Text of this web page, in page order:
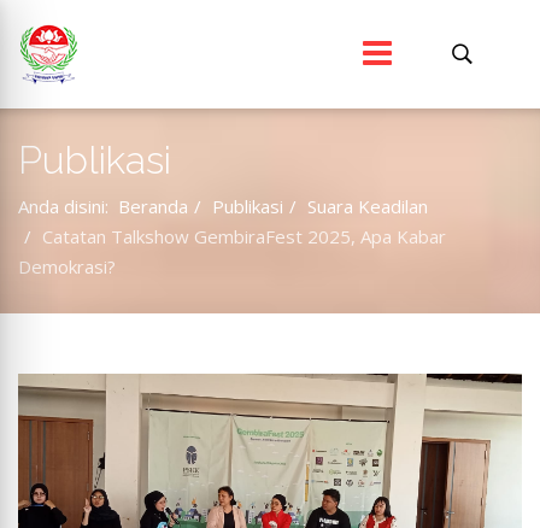
Publikasi
Anda disini: Beranda Publikasi
Suara Keadilan
Catatan Talkshow GembiraFest 2025, Apa Kabar
Demokrasi?